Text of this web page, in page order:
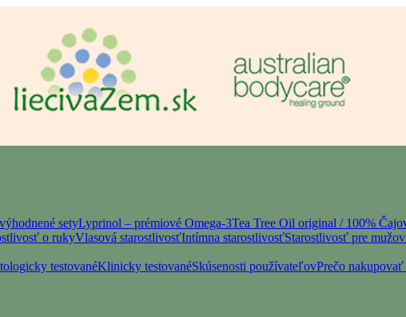
setyLyprinol – prémiové Omega-3Tea Tree Oil original / 100%
o rukyVlasová starostlivosťIntímna starostlivosťStarostlivosť pre mužov
testovanéKlinicky testovanéSkúsenosti používateľovPrečo nakupovať